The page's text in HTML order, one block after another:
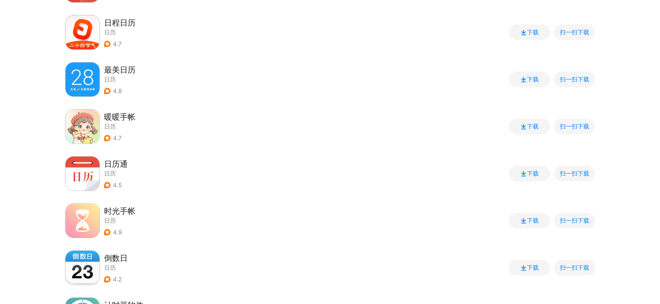
日程日历
日历
4.7
下载 扫一扫下载
最美日历
日历
4.8
下载 扫一扫下载
暖暖手帐
日历
4.7
下载 扫一扫下载
日历通
日历
4.5
下载 扫一扫下载
时光手帐
日历
4.9
下载 扫一扫下载
倒数日
日历
4.2
下载 扫一扫下载